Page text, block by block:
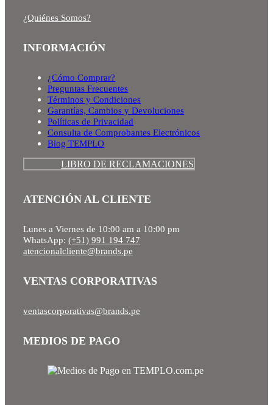
¿Quiénes Somos?
INFORMACIÓN
¿Cómo Comprar?
Preguntas Frecuentes
Términos y Condiciones
Garantías, Cambios y Devoluciones
Políticas de Privacidad
Consulta de Comprobantes Electrónicos
Blog TEMPLO
LIBRO DE RECLAMACIONES
ATENCIÓN AL CLIENTE
Lunes a Viernes de 10:00 am a 10:00 pm
WhatsApp: (+51) 991 194 747
atencionalcliente@brands.pe
VENTAS CORPORATIVAS
ventascorporativas@brands.pe
MEDIOS DE PAGO